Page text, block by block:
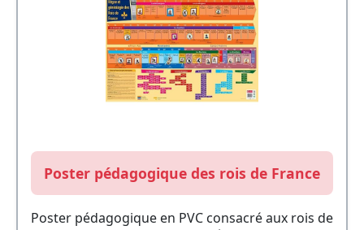
Poster pédagogique des rois de France
Poster pédagogique en PVC consacré aux rois de